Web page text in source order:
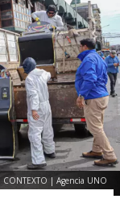
CONTEXTO | Agencia UNO